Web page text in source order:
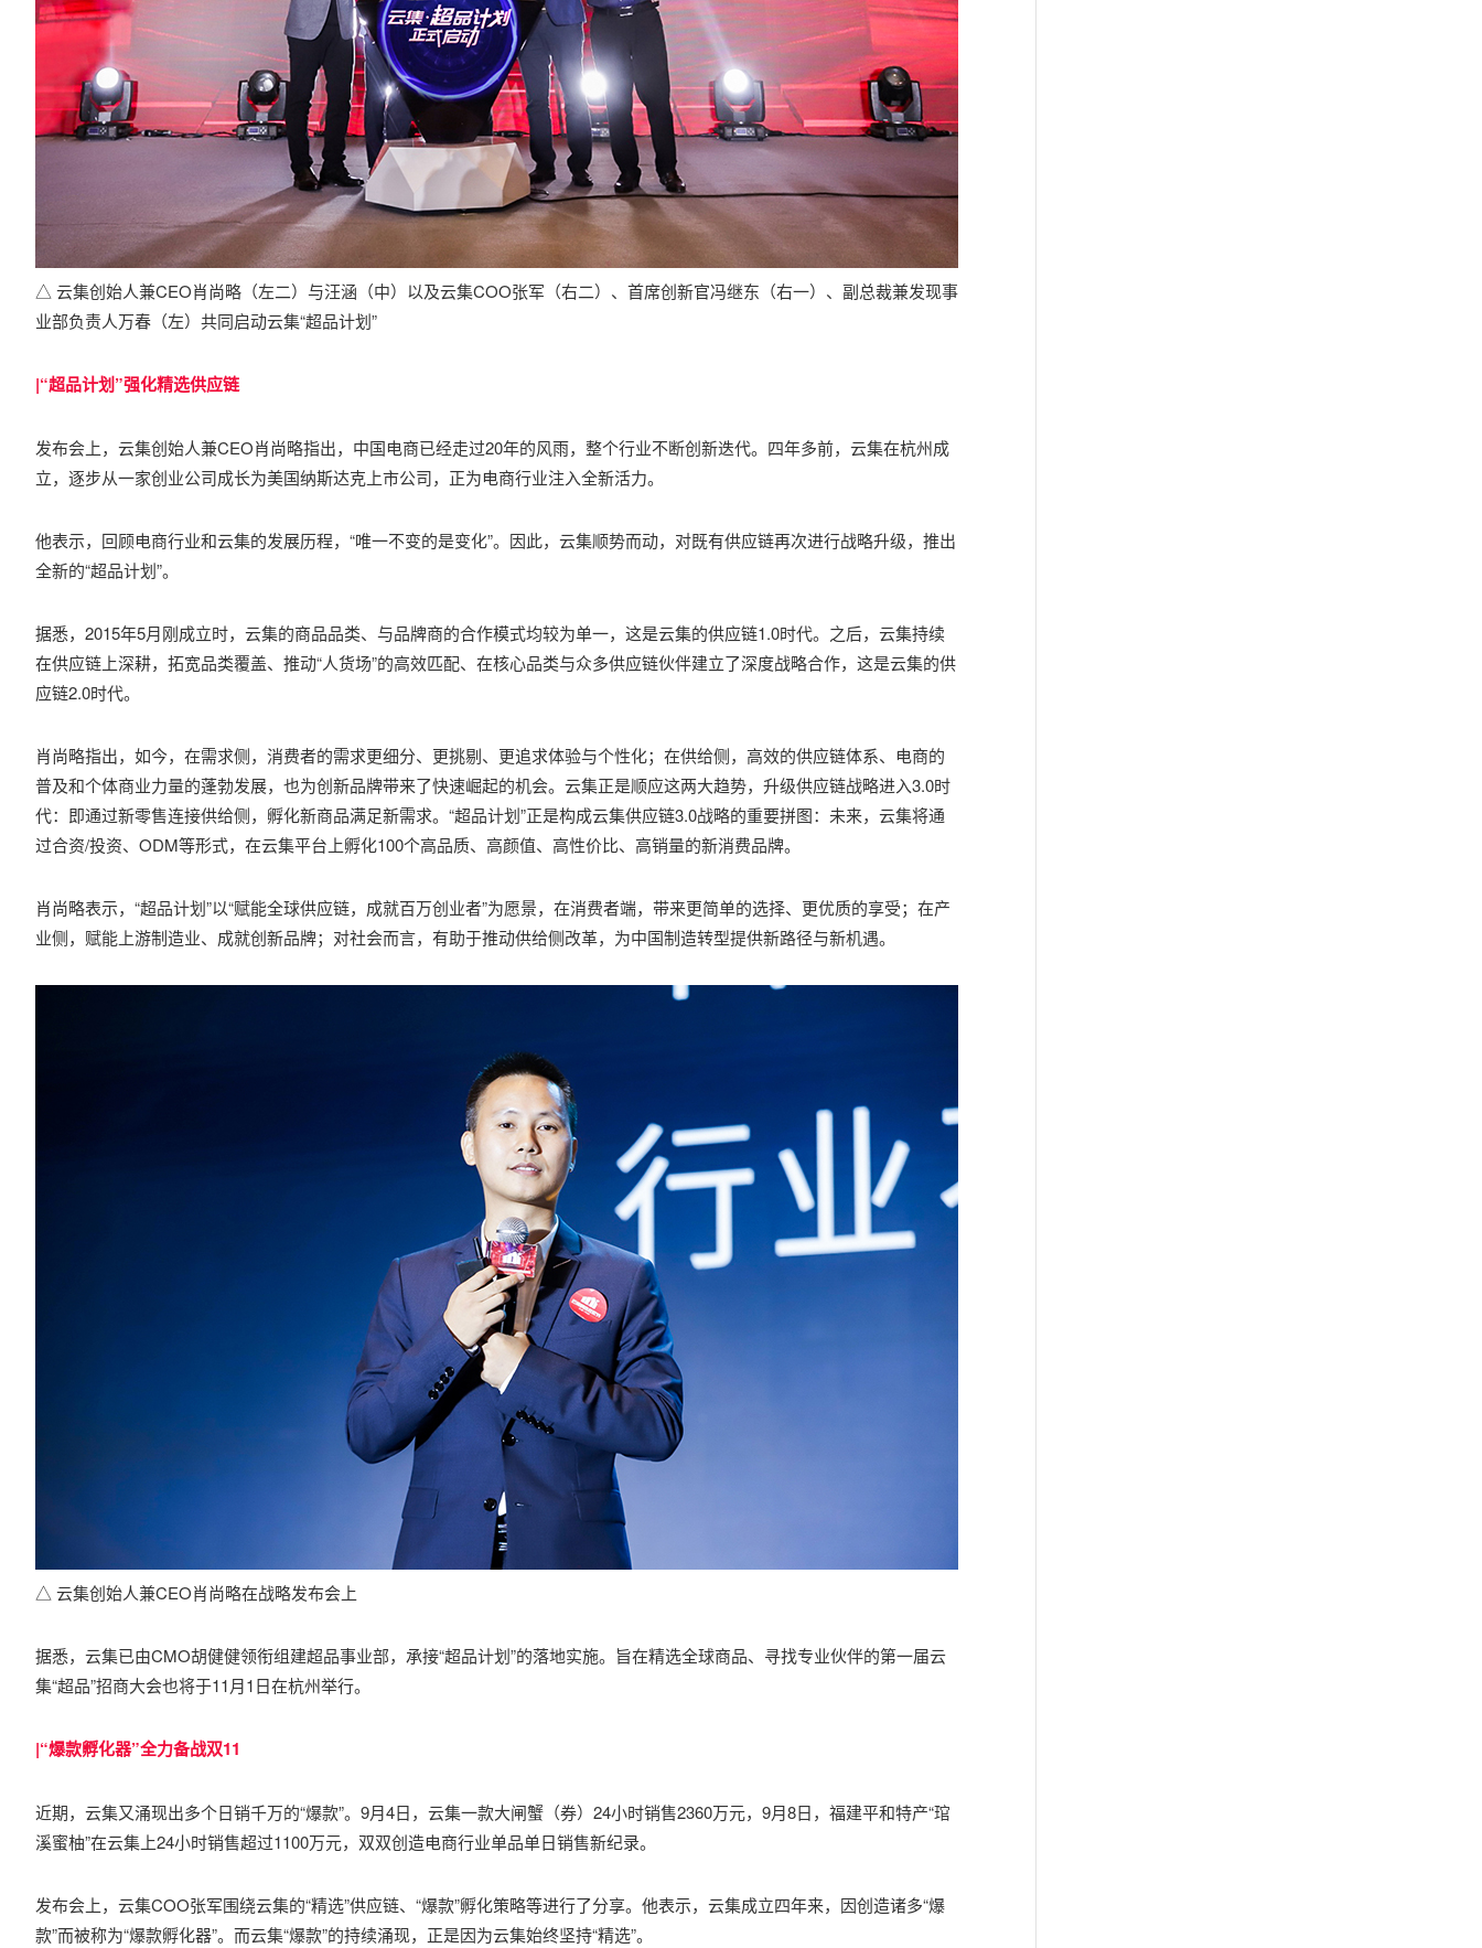
△ 云集创始人兼CEO肖尚略（左二）与汪涵（中）以及云集COO张军（右二）、首席创新官冯继东（右一）、副总裁兼发现事
业部负责人万春（左）共同启动云集“超品计划”
|“超品计划”强化精选供应链
发布会上，云集创始人兼CEO肖尚略指出，中国电商已经走过20年的风雨，整个行业不断创新迭代。四年多前，云集在杭州成
立，逐步从一家创业公司成长为美国纳斯达克上市公司，正为电商行业注入全新活力。
他表示，回顾电商行业和云集的发展历程，“唯一不变的是变化”。因此，云集顺势而动，对既有供应链再次进行战略升级，推出
全新的“超品计划”。
据悉，2015年5月刚成立时，云集的商品品类、与品牌商的合作模式均较为单一，这是云集的供应链1.0时代。之后，云集持续
在供应链上深耕，拓宽品类覆盖、推动“人货场”的高效匹配、在核心品类与众多供应链伙伴建立了深度战略合作，这是云集的供
应链2.0时代。
肖尚略指出，如今，在需求侧，消费者的需求更细分、更挑剔、更追求体验与个性化；在供给侧，高效的供应链体系、电商的
普及和个体商业力量的蓬勃发展，也为创新品牌带来了快速崛起的机会。云集正是顺应这两大趋势，升级供应链战略进入3.0时
代：即通过新零售连接供给侧，孵化新商品满足新需求。“超品计划”正是构成云集供应链3.0战略的重要拼图：未来，云集将通
过合资/投资、ODM等形式，在云集平台上孵化100个高品质、高颜值、高性价比、高销量的新消费品牌。
肖尚略表示，“超品计划”以“赋能全球供应链，成就百万创业者”为愿景，在消费者端，带来更简单的选择、更优质的享受；在产
业侧，赋能上游制造业、成就创新品牌；对社会而言，有助于推动供给侧改革，为中国制造转型提供新路径与新机遇。
△ 云集创始人兼CEO肖尚略在战略发布会上
据悉，云集已由CMO胡健健领衔组建超品事业部，承接“超品计划”的落地实施。旨在精选全球商品、寻找专业伙伴的第一届云
集“超品”招商大会也将于11月1日在杭州举行。
|“爆款孵化器”全力备战双11
近期，云集又涌现出多个日销千万的“爆款”。9月4日，云集一款大闸蟹（券）24小时销售2360万元，9月8日，福建平和特产“琯
溪蜜柚”在云集上24小时销售超过1100万元，双双创造电商行业单品单日销售新纪录。
发布会上，云集COO张军围绕云集的“精选”供应链、“爆款”孵化策略等进行了分享。他表示，云集成立四年来，因创造诸多“爆
款”而被称为“爆款孵化器”。而云集“爆款”的持续涌现，正是因为云集始终坚持“精选”。